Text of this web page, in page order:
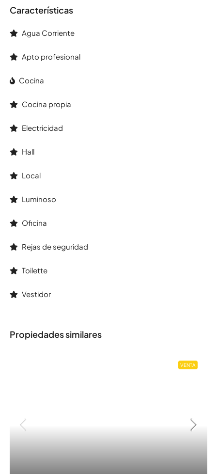
Características
Agua Corriente
Apto profesional
Cocina
Cocina propia
Electricidad
Hall
Local
Luminoso
Oficina
Rejas de seguridad
Toilette
Vestidor
Propiedades similares
VENTA